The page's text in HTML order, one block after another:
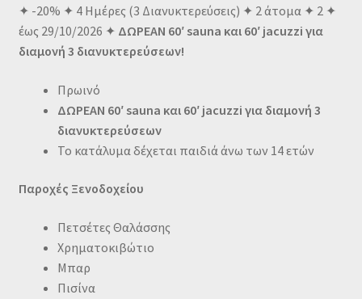
✦ -20% ✦ 4 Ημέρες (3 Διανυκτερεύσεις) ✦ 2 άτομα ✦ 2 ✦
έως 29/10/2026 ✦ ΔΩΡΕΑΝ 60′ sauna και 60′ jacuzzi για
διαμονή 3 διανυκτερεύσεων!
Πρωινό
ΔΩΡΕΑΝ 60′ sauna και 60′ jacuzzi για διαμονή 3
διανυκτερεύσεων
Το κατάλυμα δέχεται παιδιά άνω των 14 ετών
Παροχές Ξενοδοχείου
Πετσέτες Θαλάσσης
Χρηματοκιβώτιο
Μπαρ
Πισίνα